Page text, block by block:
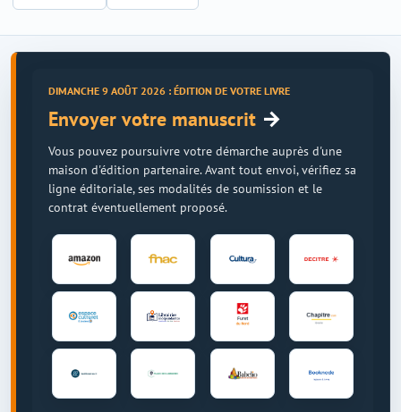
DIMANCHE 9 AOÛT 2026 : ÉDITION DE VOTRE LIVRE
Envoyer votre manuscrit →
Vous pouvez poursuivre votre démarche auprès d'une
maison d'édition partenaire. Avant tout envoi, vérifiez sa
ligne éditoriale, ses modalités de soumission et le
contrat éventuellement proposé.